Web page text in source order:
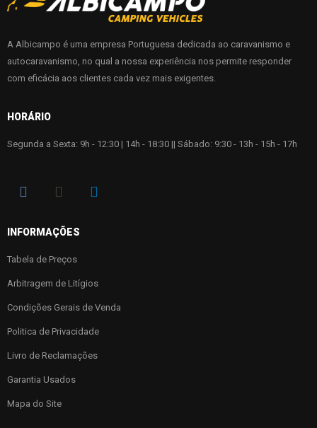
A Albicampo é uma empresa Portuguesa dedicada ao caravanismo e
autocaravanismo, no qual a nossa experiência nos permite responder
com eficácia aos clientes cada vez mais exigentes.
HORÁRIO
Segunda a Sexta: 9h - 12:30 | 14h - 18:30 || Sábado: 9:30 - 13h - 15h - 17h
INFORMAÇÕES
Tabela de Preços
Arbitragem de Litígios
Condições Gerais de Venda
Politica de Privacidade
Livro de Reclamações
Garantia Usados
Mapa do Site